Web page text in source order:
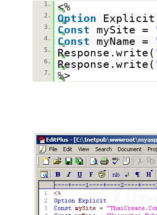
1. <%
2. Option Explicit
3. Const mySite =
4. Const myName =
5. Response.write(
6. Response.write(
7. %>